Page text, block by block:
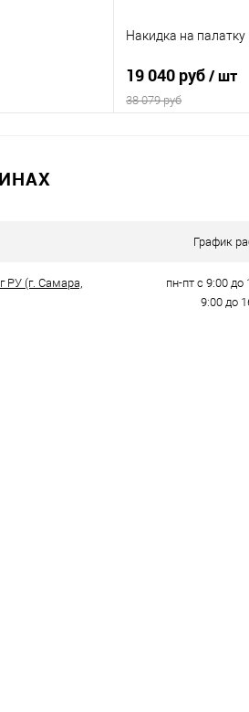
Накидка на
19 040 руб/ шт
38 079 руб
График
РУ (г. Самара,
пн-пт с 9:00 до
9:00 до